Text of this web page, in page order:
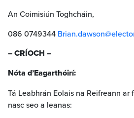
An Coimisiún Toghcháin,
086 0749344
– CRÍOCH –
Nóta d’Eagarthóirí:
Tá Leabhrán Eolais na Reifreann
nasc seo a leanas: